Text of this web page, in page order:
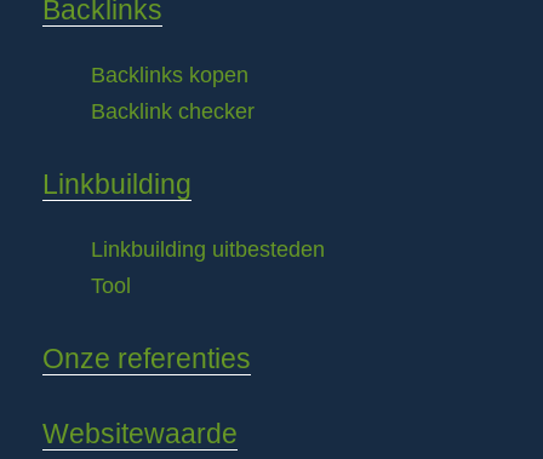
Backlinks
Backlinks kopen
Backlink checker
Linkbuilding
Linkbuilding uitbesteden
Tool
Onze referenties
Websitewaarde